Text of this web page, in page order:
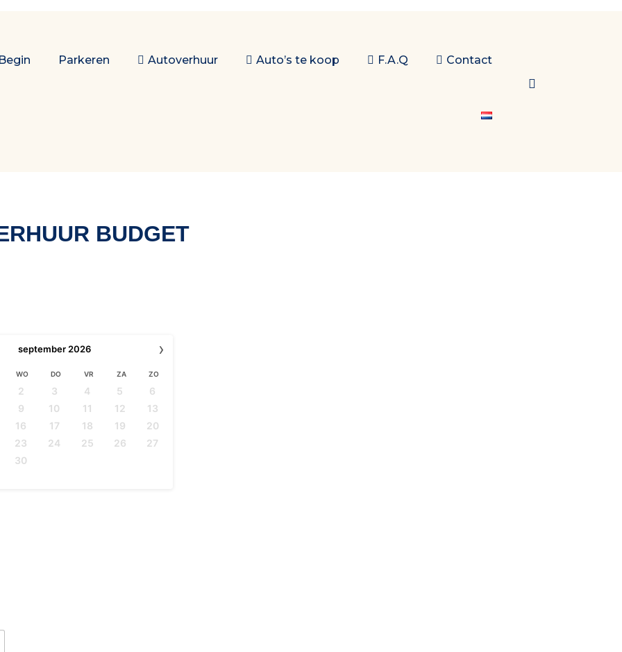
Parkeren Autoverhuur Auto’s te koop F.A.Q Contact
BUDGET
›
september 2026
WO DO VR ZA ZO
2 3 4 5
6
9
10 11 12
13
16
17 18 19
20
23
24 25 26
27
30